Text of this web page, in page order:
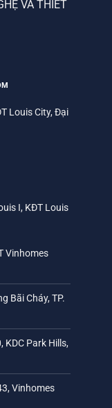
VÀ THIẾT
Louis City, Đại
I, KĐT Louis
Vinhomes
Bãi Cháy, TP.
KDC Park Hills,
Vinhomes